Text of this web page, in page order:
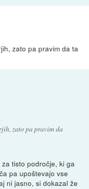
zato pa pravim da ta
zato pa pravim da
tisto področje, ki ga
pa upoštevajo vse
ni jasno, si dokazal že